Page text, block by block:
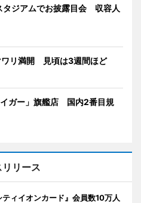
タジアムでお披露目会 収容人
ワリ満開 見頃は3週間ほど
ガー」旗艦店 国内2番目規
リース
ティイオンカード』会員数10万人